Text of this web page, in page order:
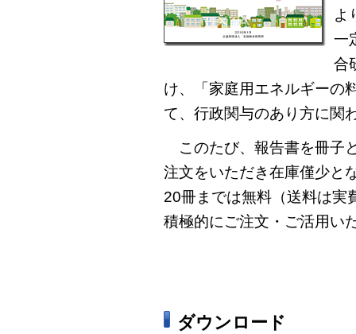
よ
一
合
け、「家庭用エネルギーの
て、行政関与のあり方に関
このたび、報告書を冊子
注文をいただき在庫僅少と
20冊までは無料（送料は実
積極的にご注文・ご活用い
ダウンロード